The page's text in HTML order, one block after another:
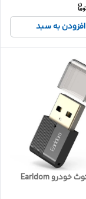
افزودن به سبد
دانگل بلوتوث خودرو Earldom